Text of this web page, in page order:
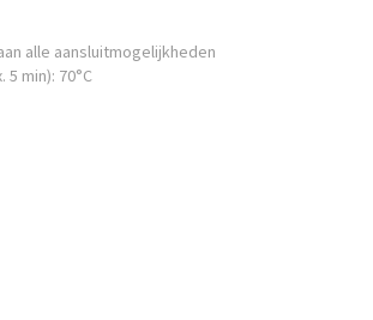
alle aansluitmogelijkheden
min): 70°C